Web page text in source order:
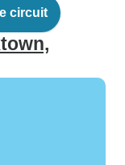
circuit